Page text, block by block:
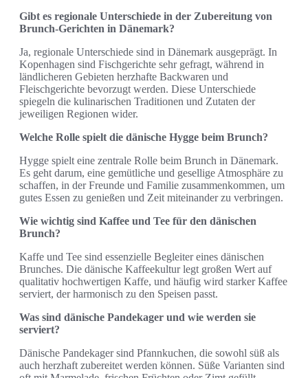
Gibt es regionale Unterschiede in der Zubereitung von
Brunch-Gerichten in Dänemark?
Ja, regionale Unterschiede sind in Dänemark ausgeprägt. In
Kopenhagen sind Fischgerichte sehr gefragt, während in
ländlicheren Gebieten herzhafte Backwaren und
Fleischgerichte bevorzugt werden. Diese Unterschiede
spiegeln die kulinarischen Traditionen und Zutaten der
jeweiligen Regionen wider.
Welche Rolle spielt die dänische Hygge beim Brunch?
Hygge spielt eine zentrale Rolle beim Brunch in Dänemark.
Es geht darum, eine gemütliche und gesellige Atmosphäre zu
schaffen, in der Freunde und Familie zusammenkommen, um
gutes Essen zu genießen und Zeit miteinander zu verbringen.
Wie wichtig sind Kaffee und Tee für den dänischen
Brunch?
Kaffe und Tee sind essenzielle Begleiter eines dänischen
Brunches. Die dänische Kaffeekultur legt großen Wert auf
qualitativ hochwertigen Kaffe, und häufig wird starker Kaffee
serviert, der harmonisch zu den Speisen passt.
Was sind dänische Pandekager und wie werden sie
serviert?
Dänische Pandekager sind Pfannkuchen, die sowohl süß als
auch herzhaft zubereitet werden können. Süße Varianten sind